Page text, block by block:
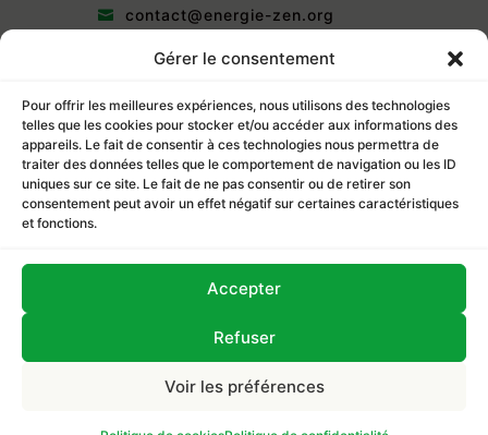
Gérer le consentement
Pour offrir les meilleures expériences, nous utilisons des technologies
telles que les cookies pour stocker et/ou accéder aux informations des
appareils. Le fait de consentir à ces technologies nous permettra de
traiter des données telles que le comportement de navigation ou les ID
uniques sur ce site. Le fait de ne pas consentir ou de retirer son
consentement peut avoir un effet négatif sur certaines caractéristiques
et fonctions.
Accepter
Refuser
Voir les préférences
 contact@energie-zen.org
Cliquez pour accepter les cookies
marketing et activer ce contenu